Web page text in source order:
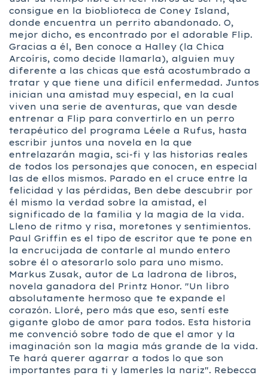
consigue en la bioblioteca de Coney Island,
donde encuentra un perrito abandonado. O,
mejor dicho, es encontrado por el adorable Flip.
Gracias a él, Ben conoce a Halley (la Chica
Arcoíris, como decide llamarla), alguien muy
diferente a las chicas que está acostumbrado a
tratar y que tiene una difícil enfermedad. Juntos
inician una amistad muy especial, en la cual
viven una serie de aventuras, que van desde
entrenar a Flip para convertirlo en un perro
terapéutico del programa Léele a Rufus, hasta
escribir juntos una novela en la que
entrelazarán magia, sci-fi y las historias reales
de todos los personajes que conocen, en especial
las de ellos mismos. Parado en el cruce entre la
felicidad y las pérdidas, Ben debe descubrir por
él mismo la verdad sobre la amistad, el
significado de la familia y la magia de la vida.
Lleno de ritmo y risa, moretones y sentimientos.
Paul Griffin es el tipo de escritor que te pone en
la encrucijada de contarle al mundo entero
sobre él o atesorarlo solo para uno mismo.
Markus Zusak, autor de La ladrona de libros,
novela ganadora del Printz Honor. "Un libro
absolutamente hermoso que te expande el
corazón. Lloré, pero más que eso, sentí este
gigante globo de amor para todos. Esta historia
me convenció sobre todo de que el amor y la
imaginación son la magia más grande de la vida.
Te hará querer agarrar a todos lo que son
importantes para ti y lamerles la nariz". Rebecca